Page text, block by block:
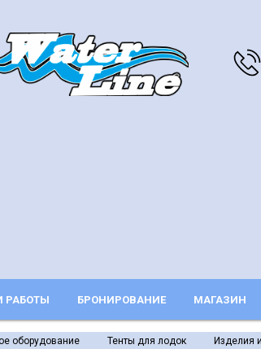
РАБОТЫ БРОНИРОВАНИЕ МАГАЗИН
оборудование Тенты для лодок Изделия